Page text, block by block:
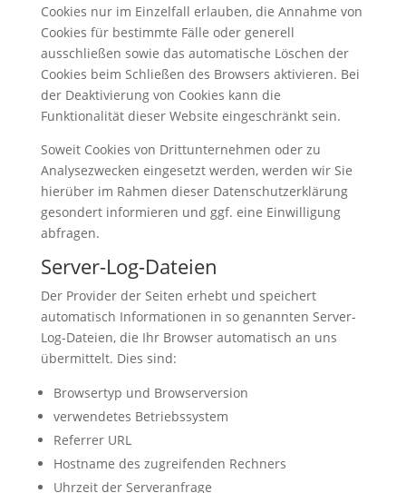
Cookies nur im Einzelfall erlauben, die Annahme von
Cookies für bestimmte Fälle oder generell
ausschließen sowie das automatische Löschen der
Cookies beim Schließen des Browsers aktivieren. Bei
der Deaktivierung von Cookies kann die
Funktionalität dieser Website eingeschränkt sein.
Soweit Cookies von Drittunternehmen oder zu
Analysezwecken eingesetzt werden, werden wir Sie
hierüber im Rahmen dieser Datenschutzerklärung
gesondert informieren und ggf. eine Einwilligung
abfragen.
Server-Log-Dateien
Der Provider der Seiten erhebt und speichert
automatisch Informationen in so genannten Server-
Log-Dateien, die Ihr Browser automatisch an uns
übermittelt. Dies sind:
Browsertyp und Browserversion
verwendetes Betriebssystem
Referrer URL
Hostname des zugreifenden Rechners
Uhrzeit der Serveranfrage